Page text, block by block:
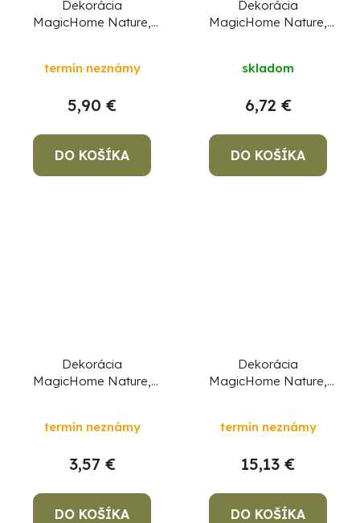
Dekorácia
MagicHome Nature,
cm
termín neznámy
5,90 €
DO KOŠÍKA
Dekorácia
MagicHome Nature,
cm
skladom
6,72 €
DO KOŠÍKA
Dekorácia
MagicHome Nature,
6,8x7,5x12,8 cm
termín neznámy
3,57 €
DO KOŠÍKA
Dekorácia
MagicHome Nature,
19,5x23,5x41 cm
termín neznámy
15,13 €
DO KOŠÍKA